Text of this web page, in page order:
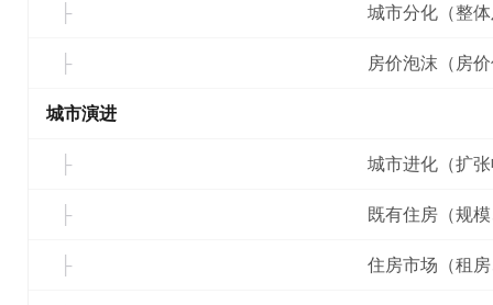
城市分化（整
房价泡沫（房
城市演进
城市进化（扩
既有住房（规
住房市场（租